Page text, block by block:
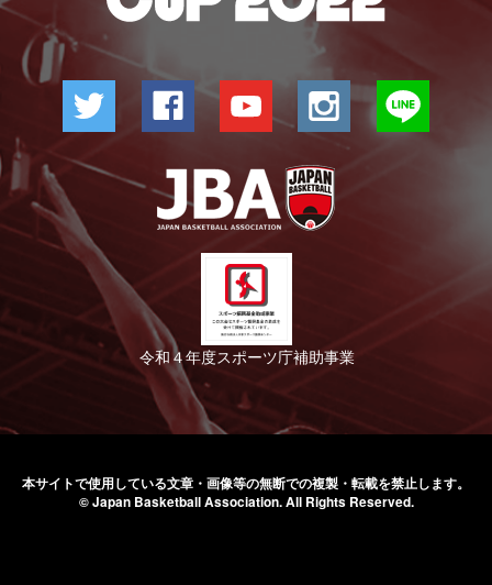
令和４年度スポーツ庁補助事業
本サイトで使用している文章・画像等の無断での複製・転載を禁止します。
© Japan Basketball Association.All Rights Reserved.